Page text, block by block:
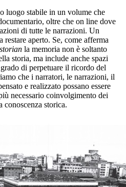
luogo stabile in un volume che
oltre che on line dove
di tutte le narrazioni. Un
restare aperto. Se, come afferma
la memoria non è soltanto
storia, ma include anche spazi
di perpetuare il ricordo del
che i narratori, le narrazioni, il
e realizzato possano essere
necessario coinvolgimento dei
conoscenza storica.